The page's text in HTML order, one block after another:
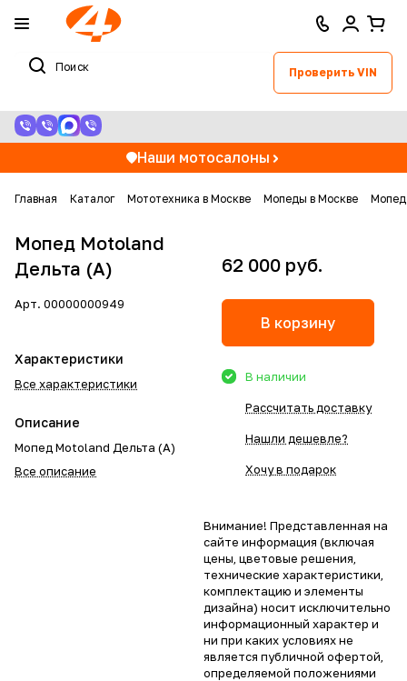
Проверить VIN
Наши мотосалоны
Главная Каталог Мототехника в Москве Мопеды в Москве
Мопед Motoland
Дельта (А)
Арт. 00000000949
Характеристики
Все характеристики
Описание
Мопед Motoland Дельта (А)
Все описание
62 000 руб.
В корзину
В наличии
Рассчитать доставку
Нашли дешевле?
Хочу в подарок
Внимание! Представленная на
сайте информация (включая
цены, цветовые решения,
технические характеристики,
комплектацию и элементы
дизайна) носит исключительно
информационный характер и
ни при каких условиях не
является публичной офертой,
определяемой положениями